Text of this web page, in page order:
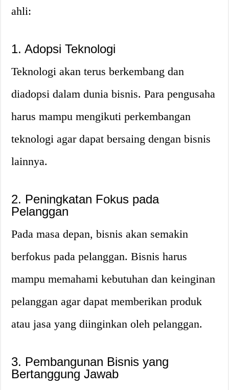
ahli:
1. Adopsi Teknologi
Teknologi akan terus berkembang dan
diadopsi dalam dunia bisnis. Para pengusaha
harus mampu mengikuti perkembangan
teknologi agar dapat bersaing dengan bisnis
lainnya.
2. Peningkatan Fokus pada
Pelanggan
Pada masa depan, bisnis akan semakin
berfokus pada pelanggan. Bisnis harus
mampu memahami kebutuhan dan keinginan
pelanggan agar dapat memberikan produk
atau jasa yang diinginkan oleh pelanggan.
3. Pembangunan Bisnis yang
Bertanggung Jawab